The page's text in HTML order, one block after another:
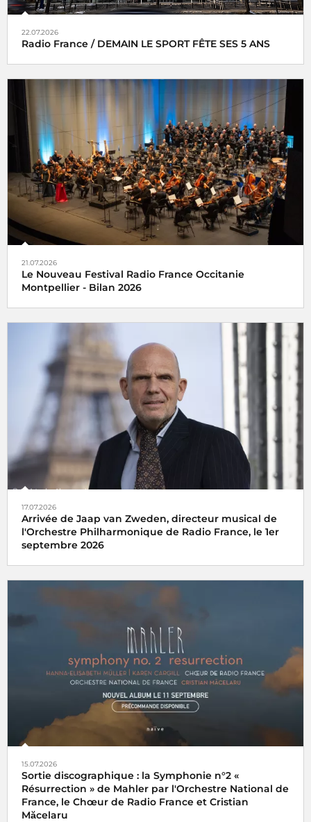
22.07.2026
Radio France / DEMAIN LE SPORT FÊTE SES 5 ANS
21.07.2026
Le Nouveau Festival Radio France Occitanie
Montpellier - Bilan 2026
17.07.2026
Arrivée de Jaap van Zweden, directeur musical de
l'Orchestre Philharmonique de Radio France, le 1er
septembre 2026
15.07.2026
Sortie discographique : la Symphonie n°2 «
Résurrection » de Mahler par l'Orchestre National de
France, le Chœur de Radio France et Cristian
Măcelaru